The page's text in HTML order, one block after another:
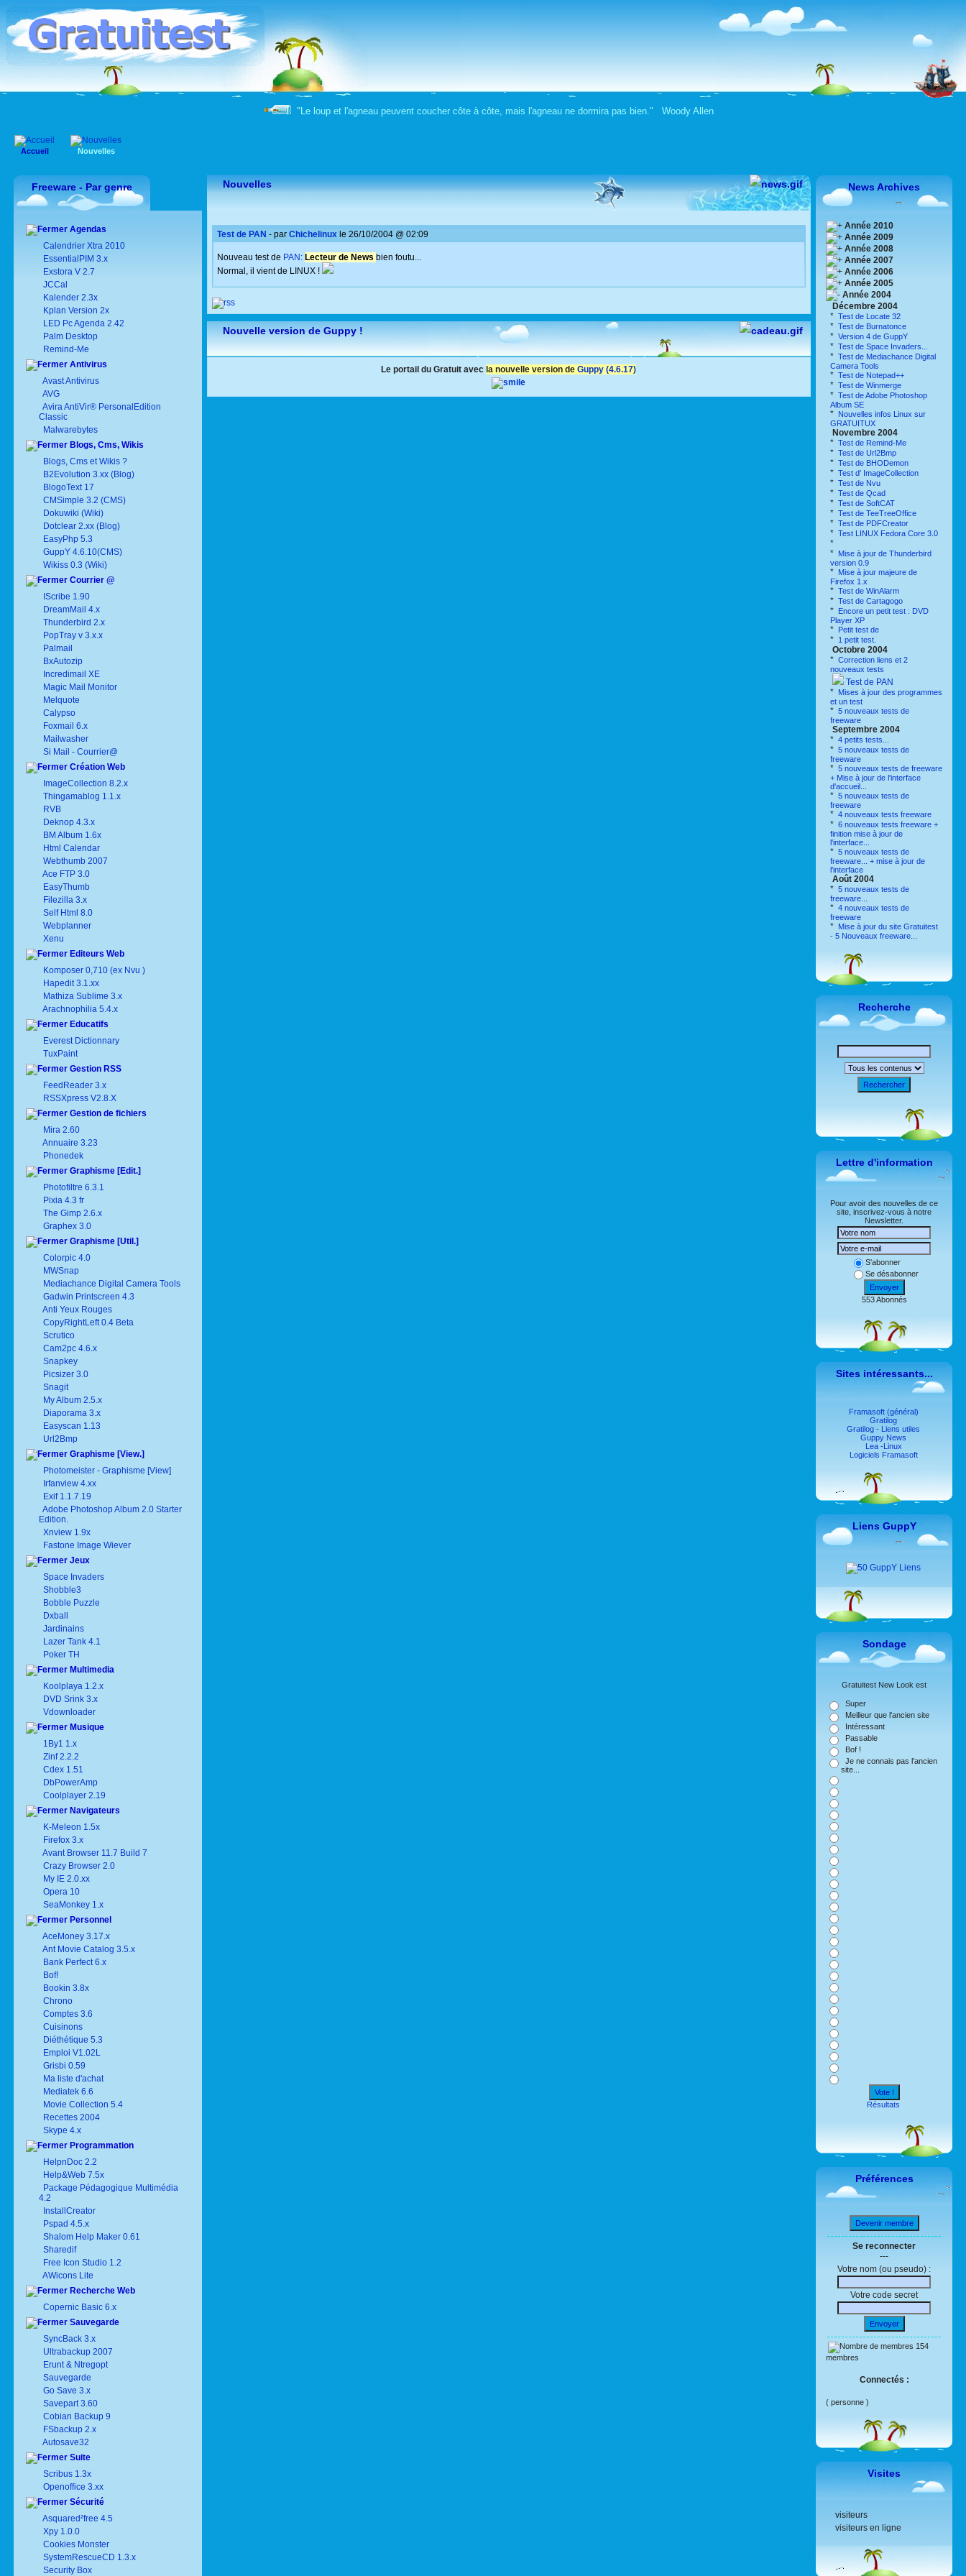
"Le loup et l'agneau peuvent coucher côte à côte, mais l'agneau ne dormira pas bien." Woody Allen
Accueil Nouvelles
Freeware - Par genre
Agendas
Calendrier Xtra 2010
EssentialPIM 3.x
Exstora V 2.7
JCCal
Kalender 2.3x
Kplan Version 2x
LED Pc Agenda 2.42
Palm Desktop
Remind-Me
Antivirus
Avast Antivirus
AVG
Avira AntiVir® PersonalEdition
Classic
Malwarebytes
Blogs, Cms, Wikis
Blogs, Cms et Wikis ?
B2Evolution 3.xx (Blog)
BlogoText 17
CMSimple 3.2 (CMS)
Dokuwiki (Wiki)
Dotclear 2.xx (Blog)
EasyPhp 5.3
GuppY 4.6.10(CMS)
Wikiss 0.3 (Wiki)
Courrier @
IScribe 1.90
DreamMail 4.x
Thunderbird 2.x
PopTray v 3.x.x
Palmail
BxAutozip
Incredimail XE
Magic Mail Monitor
Melquote
Calypso
Foxmail 6.x
Mailwasher
Si Mail - Courrier@
Création Web
ImageCollection 8.2.x
Thingamablog 1.1.x
RVB
Deknop 4.3.x
BM Album 1.6x
Html Calendar
Webthumb 2007
Ace FTP 3.0
EasyThumb
Filezilla 3.x
Self Html 8.0
Webplanner
Xenu
Editeurs Web
Komposer 0,710 (ex Nvu )
Hapedit 3.1.xx
Mathiza Sublime 3.x
Arachnophilia 5.4.x
Educatifs
Everest Dictionnary
TuxPaint
Gestion RSS
FeedReader 3.x
RSSXpress V2.8.X
Gestion de fichiers
Mira 2.60
Annuaire 3.23
Phonedek
Graphisme [Edit.]
Photofiltre 6.3.1
Pixia 4.3 fr
The Gimp 2.6.x
Graphex 3.0
Graphisme [Util.]
Colorpic 4.0
MWSnap
Mediachance Digital Camera Tools
Gadwin Printscreen 4.3
Anti Yeux Rouges
CopyRightLeft 0.4 Beta
Scrutico
Cam2pc 4.6.x
Snapkey
Picsizer 3.0
Snagit
My Album 2.5.x
Diaporama 3.x
Easyscan 1.13
Url2Bmp
Graphisme [View.]
Photomeister - Graphisme [View]
Irfanview 4.xx
Exif 1.1.7.19
Adobe Photoshop Album 2.0 Starter
Edition.
Xnview 1.9x
Fastone Image Wiever
Jeux
Space Invaders
Shobble3
Bobble Puzzle
Dxball
Jardinains
Lazer Tank 4.1
Poker TH
Multimedia
Koolplaya 1.2.x
DVD Srink 3.x
Vdownloader
Musique
1By1 1.x
Zinf 2.2.2
Cdex 1.51
DbPowerAmp
Coolplayer 2.19
Navigateurs
K-Meleon 1.5x
Firefox 3.x
Avant Browser 11.7 Build 7
Crazy Browser 2.0
My IE 2.0.xx
Opera 10
SeaMonkey 1.x
Personnel
AceMoney 3.17.x
Ant Movie Catalog 3.5.x
Bank Perfect 6.x
Bof!
Bookin 3.8x
Chrono
Comptes 3.6
Cuisinons
Diéthétique 5.3
Emploi V1.02L
Grisbi 0.59
Ma liste d'achat
Mediatek 6.6
Movie Collection 5.4
Recettes 2004
Skype 4.x
Programmation
HelpnDoc 2.2
Help&Web 7.5x
Package Pédagogique Multimédia
4.2
InstallCreator
Pspad 4.5.x
Shalom Help Maker 0.61
Sharedif
Free Icon Studio 1.2
AWicons Lite
Recherche Web
Copernic Basic 6.x
Sauvegarde
SyncBack 3.x
Ultrabackup 2007
Erunt & Ntregopt
Sauvegarde
Go Save 3.x
Savepart 3.60
Cobian Backup 9
FSbackup 2.x
Autosave32
Suite
Scribus 1.3x
Openoffice 3.xx
Sécurité
Asquared²free 4.5
Xpy 1.0.0
Cookies Monster
SystemRescueCD 1.3.x
Security Box
Nouvelles
Test de PAN - par Chichelinux le 26/10/2004 @ 02:09
Nouveau test de PAN: Lecteur de News bien foutu...
Normal, il vient de LINUX !
Nouvelle version de Guppy !
Le portail du Gratuit avec la nouvelle version de Guppy (4.6.17)
News Archives
Année 2010
Année 2009
Année 2008
Année 2007
Année 2006
Année 2005
Année 2004
Décembre 2004
* Test de Locate 32
* Test de Burnatonce
* Version 4 de GuppY
* Test de Space Invaders...
* Test de Mediachance Digital
Camera Tools
* Test de Notepad++
* Test de Winmerge
* Test de Adobe Photoshop
Album SE
* Nouvelles infos Linux sur
GRATUITUX
Novembre 2004
* Test de Remind-Me
* Test de Url2Bmp
* Test de BHODemon
* Test d' ImageCollection
* Test de Nvu
* Test de Qcad
* Test de SoftCAT
* Test de TeeTreeOffice
* Test de PDFCreator
* Test LINUX Fedora Core 3.0
*
* Mise à jour de Thunderbird
version 0.9
* Mise à jour majeure de
Firefox 1.x
* Test de WinAlarm
* Test de Cartagogo
* Encore un petit test : DVD
Player XP
* Petit test de
* 1 petit test.
Octobre 2004
* Correction liens et 2
nouveaux tests
Test de PAN
* Mises à jour des programmes
et un test
* 5 nouveaux tests de
freeware
Septembre 2004
* 4 petits tests...
* 5 nouveaux tests de
freeware
* 5 nouveaux tests de freeware
+ Mise à jour de l'interface
d'accueil...
* 5 nouveaux tests de
freeware
* 4 nouveaux tests freeware
* 6 nouveaux tests freeware +
finition mise à jour de
l'interface...
* 5 nouveaux tests de
freeware... + mise à jour de
l'interface
Août 2004
* 5 nouveaux tests de
freeware...
* 4 nouveaux tests de
freeware
* Mise à jour du site Gratuitest
- 5 Nouveaux freeware...
Recherche
Rechercher
Lettre d'information
Pour avoir des nouvelles de ce
site, inscrivez-vous à notre
Newsletter.
S'abonner
Se désabonner
Envoyer
553 Abonnés
Sites intéressants...
Framasoft (général)
Gratilog
Gratilog - Liens utiles
Guppy News
Lea -Linux
Logiciels Framasoft
Liens GuppY
Sondage
Gratuitest New Look est
Super
Meilleur que l'ancien site
Intéressant
Passable
Bof !
Je ne connais pas l'ancien
site...
Vote !
Résultats
Préférences
Devenir membre
Se reconnecter
---
Votre nom (ou pseudo) :
Votre code secret
Envoyer
154
membres
Connectés :
( personne )
Visites
visiteurs
visiteurs en ligne